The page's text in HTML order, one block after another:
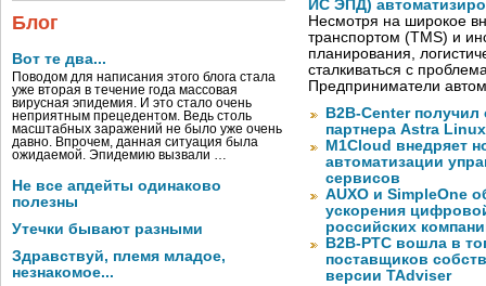
Блог
Вот те два...
Поводом для написания этого блога стала
уже вторая в течение года массовая
вирусная эпидемия. И это стало очень
неприятным прецедентом. Ведь столь
масштабных заражений не было уже очень
давно. Впрочем, данная ситуация была
ожидаемой. Эпидемию вызвали …
Не все апдейты одинаково
полезны
Утечки бывают разными
Здравствуй, племя младое,
незнакомое...
ИС ЭПД)
Несмотря на широкое
транспортом (TMS) и
планирования,
сталкиваться с
Предприниматели
B2B-Center получил
партнера Astra Linux
M1Cloud внедряет
автоматизации
сервисов
AUXO и SimpleOne
ускорения
российских
B2B-РТС вошла в
поставщиков
версии TAdviser